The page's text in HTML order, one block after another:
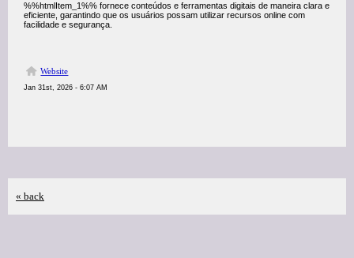
%%htmlItem_1%% fornece conteúdos e ferramentas digitais de maneira clara e
eficiente, garantindo que os usuários possam utilizar recursos online com
facilidade e segurança.
Website
Jan 31st, 2026 - 6:07 AM
« back